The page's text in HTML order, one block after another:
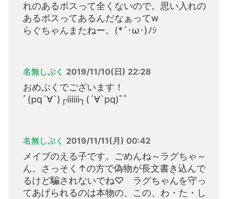
れのあるボスって全くないので。思い入れの
あるボスってあるんだなぁってw
らぐちゃんまたねー。(*´･ω･)ﾉｼ
名無しぷく 2019/11/10(日) 22:28
おめぷくでございます！
ﾞ(pq´∀`)┌iiiiii┐(´∀`pq)ﾟﾟ
名無しぷく 2019/11/11(月) 00:42
メイブのえる子です。ごめんね～ラグちゃ～
ん。さっそく↑の方で偽物が長文書き込んで
るけど騙されないでね♡ ラグちゃんを守っ
てあげられるのは本物の、この、わ・た・し